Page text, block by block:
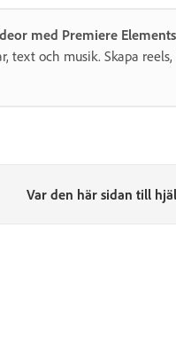
med Premiere Elements
text och musik. Skapa
Var den här sidan till